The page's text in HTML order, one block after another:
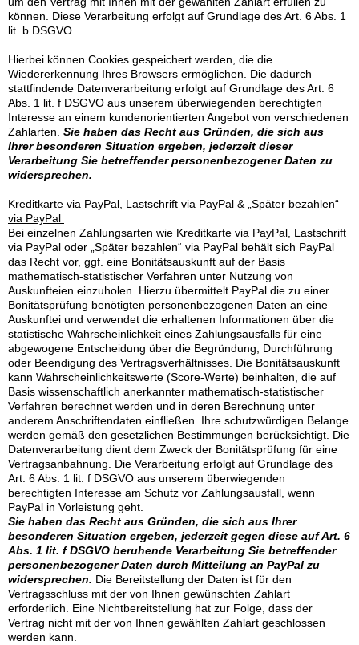
können. Diese Verarbeitung erfolgt auf Grundlage des Art. 6 Abs. 1
lit. b DSGVO.
Hierbei können Cookies gespeichert werden, die die
Wiedererkennung Ihres Browsers ermöglichen. Die dadurch
stattfindende Datenverarbeitung erfolgt auf Grundlage des Art. 6
Abs. 1 lit. f DSGVO aus unserem überwiegenden berechtigten
Interesse an einem kundenorientierten Angebot von verschiedenen
Zahlarten. Sie haben das Recht aus Gründen, die sich aus
Ihrer besonderen Situation ergeben, jederzeit dieser
Verarbeitung Sie betreffender personenbezogener Daten zu
widersprechen.
Kreditkarte via PayPal, Lastschrift via PayPal & „Später bezahlen“
via PayPal
Bei einzelnen Zahlungsarten wie Kreditkarte via PayPal, Lastschrift
via PayPal oder „Später bezahlen“ via PayPal behält sich PayPal
das Recht vor, ggf. eine Bonitätsauskunft auf der Basis
mathematisch-statistischer Verfahren unter Nutzung von
Auskunfteien einzuholen. Hierzu übermittelt PayPal die zu einer
Bonitätsprüfung benötigten personenbezogenen Daten an eine
Auskunftei und verwendet die erhaltenen Informationen über die
statistische Wahrscheinlichkeit eines Zahlungsausfalls für eine
abgewogene Entscheidung über die Begründung, Durchführung
oder Beendigung des Vertragsverhältnisses. Die Bonitätsauskunft
kann Wahrscheinlichkeitswerte (Score-Werte) beinhalten, die auf
Basis wissenschaftlich anerkannter mathematisch-statistischer
Verfahren berechnet werden und in deren Berechnung unter
anderem Anschriftendaten einfließen. Ihre schutzwürdigen Belange
werden gemäß den gesetzlichen Bestimmungen berücksichtigt. Die
Datenverarbeitung dient dem Zweck der Bonitätsprüfung für eine
Vertragsanbahnung. Die Verarbeitung erfolgt auf Grundlage des
Art. 6 Abs. 1 lit. f DSGVO aus unserem überwiegenden
berechtigten Interesse am Schutz vor Zahlungsausfall, wenn
PayPal in Vorleistung geht.
Sie haben das Recht aus Gründen, die sich aus Ihrer
besonderen Situation ergeben, jederzeit gegen diese auf Art. 6
Abs. 1 lit. f DSGVO beruhende Verarbeitung Sie betreffender
personenbezogener Daten durch Mitteilung an PayPal zu
widersprechen. Die Bereitstellung der Daten ist für den
Vertragsschluss mit der von Ihnen gewünschten Zahlart
erforderlich. Eine Nichtbereitstellung hat zur Folge, dass der
Vertrag nicht mit der von Ihnen gewählten Zahlart geschlossen
werden kann.